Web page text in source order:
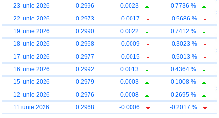
23 iunie 2026
0.2996 0.0023
0.7736 %
22 iunie 2026
0.2973 -0.0017
-0.5686 %
19 iunie 2026
0.2990 0.0022
0.7412 %
18 iunie 2026
0.2968 -0.0009
-0.3023 %
17 iunie 2026
0.2977 -0.0015
-0.5013 %
16 iunie 2026
0.2992 0.0013
0.4364 %
15 iunie 2026
0.2979 0.0003
0.1008 %
12 iunie 2026
0.2976 0.0008
0.2695 %
11 iunie 2026
0.2968 -0.0006 -0.2017 %